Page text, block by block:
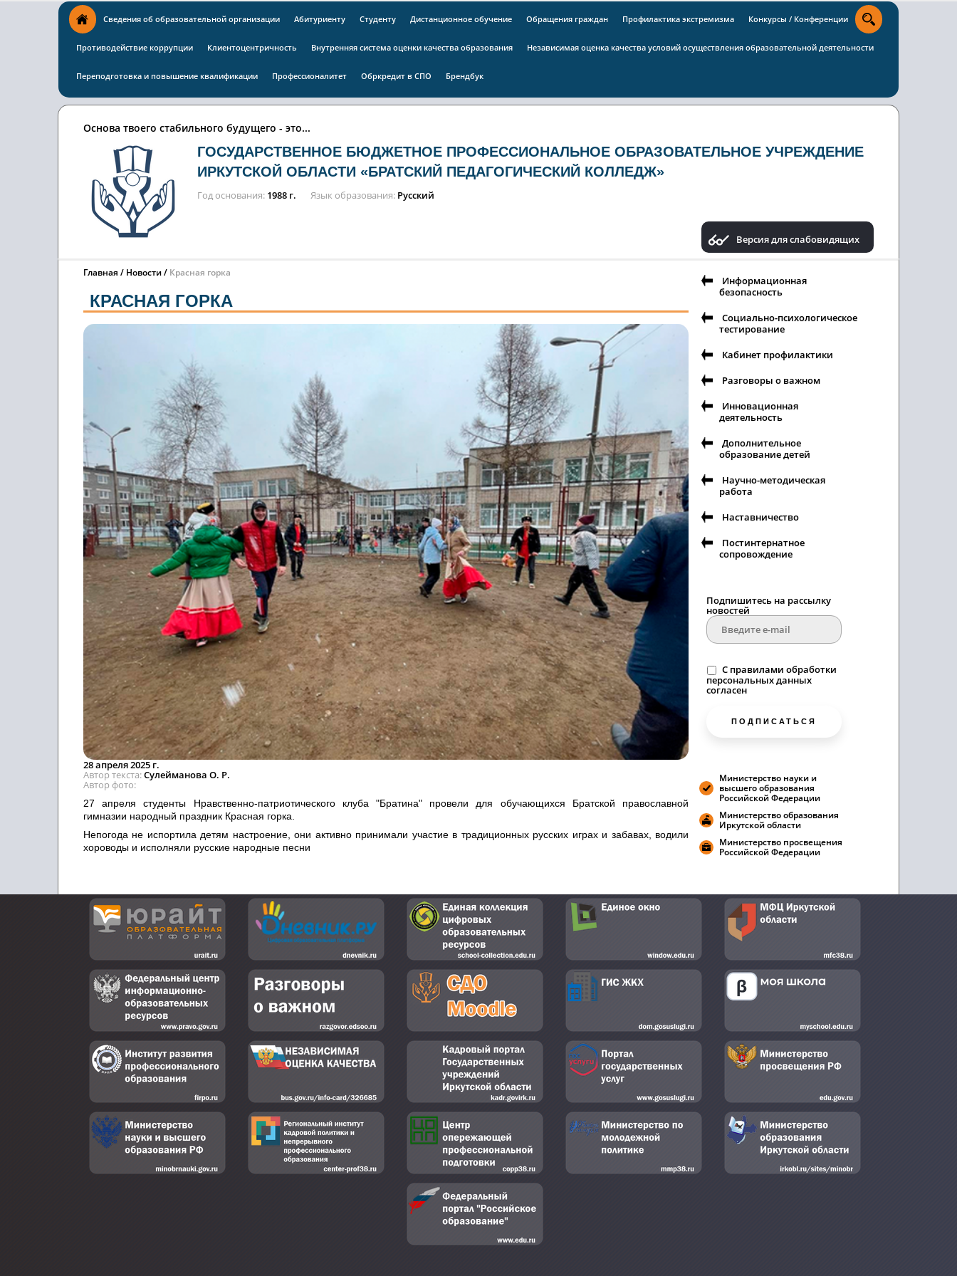
Сведения об образовательной организации Абитуриенту Студенту Дистанционное обучение Обращения граждан Профилактика экстремизма Конкурсы / Конференции
Противодействие коррупции Клиентоцентричность Внутренняя система оценки качества образования Независимая оценка качества условий осуществления образовательной деятельности
Переподготовка и повышение квалификации Профессионалитет Обркредит в СПО Брендбук
Основа твоего стабильного будущего - это...
ГОСУДАРСТВЕННОЕ БЮДЖЕТНОЕ ПРОФЕССИОНАЛЬНОЕ ОБРАЗОВАТЕЛЬНОЕ УЧРЕЖДЕНИЕ
ИРКУТСКОЙ ОБЛАСТИ «БРАТСКИЙ ПЕДАГОГИЧЕСКИЙ КОЛЛЕДЖ»
Год основания 1988 г. Язык образования Русский
Версия для слабовидящих
Главная Новости Красная горка
КРАСНАЯ ГОРКА
28 апреля 2025 г.
Автор текста Сулейманова О. Р.
Автор фото
27 апреля студенты Нравственно-патриотического клуба "Братина" провели для обучающихся Братской православной
гимназии народный праздник Красная горка.
Непогода не испортила детям настроение, они активно принимали участие в традиционных русских играх и забавах, водили
хороводы и исполняли русские народные песни
Информационная
безопасность
Социально-психологическое
тестирование
Кабинет профилактики
Разговоры о важном
Инновационная
деятельность
Дополнительное
образование детей
Научно-методическая
работа
Наставничество
Постинтернатное
сопровождение
Подпишитесь на рассылку
новостей
C правилами обработки
персональных данных
согласен
ПОДПИСАТЬСЯ
Министерство науки и
высшего образования
Российской Федерации
Министерство образования
Иркутской области
Министерство просвещения
Российской Федерации